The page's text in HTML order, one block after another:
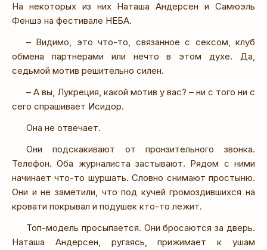
На некоторых из них Наташа Андерсен и Самюэль
Феншэ на фестивале НЕБА.
– Видимо, это что-то, связанное с сексом, клуб
обмена партнерами или нечто в этом духе. Да,
седьмой мотив решительно силен.
– А вы, Лукреция, какой мотив у вас? – ни с того ни с
сего спрашивает Исидор.
Она не отвечает.
Они подскакивают от пронзительного звонка.
Телефон. Оба журналиста застывают. Рядом с ними
начинает что-то шуршать. Словно снимают простыню.
Они и не заметили, что под кучей громоздившихся на
кровати покрывал и подушек кто-то лежит.
Топ-модель просыпается. Они бросаются за дверь.
Наташа Андерсен, ругаясь, прижимает к ушам